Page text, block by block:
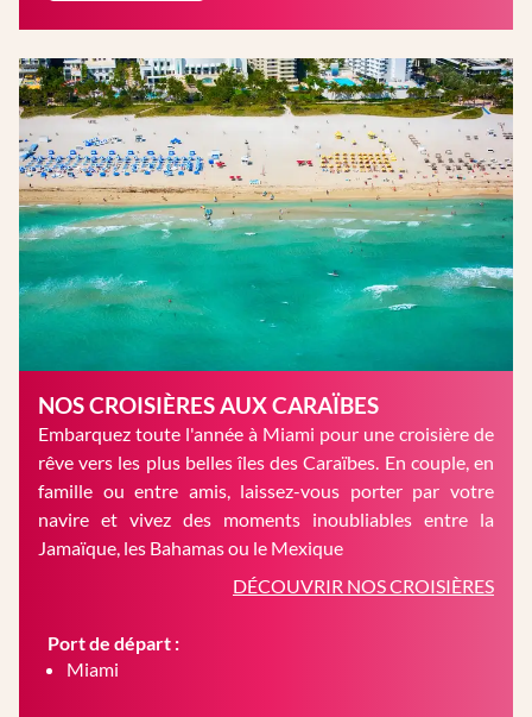
NOS CROISIÈRES AUX CARAÏBES
Embarquez toute l'année à Miami pour une croisière de
rêve vers les plus belles îles des Caraïbes. En couple, en
famille ou entre amis, laissez-vous porter par votre
navire et vivez des moments inoubliables entre la
Jamaïque, les Bahamas ou le Mexique
DÉCOUVRIR NOS CROISIÈRES
Port de départ :
Miami